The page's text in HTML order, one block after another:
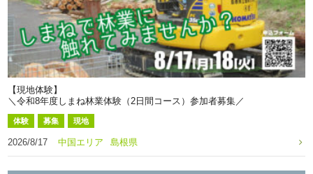
【現地体験】
＼令和8年度しまね林業体験（2日間コース）参加者募集／
体験 募集 現地
2026/8/17 中国エリア 島根県